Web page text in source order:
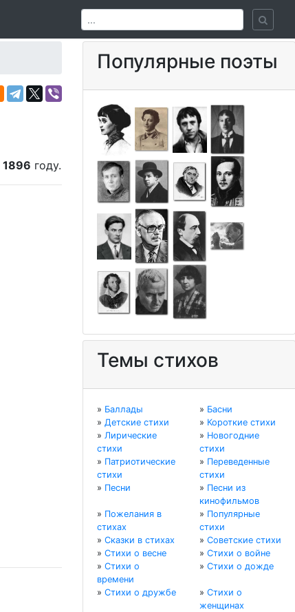
1896 году.
Популярные поэты
Темы стихов
» Баллады » Басни
» Детские стихи » Короткие стихи
» Лирические
стихи
» Новогодние
стихи
» Патриотические
стихи
» Переведенные
стихи
» Песни » Песни из
кинофильмов
» Пожелания в
стихах
» Популярные
стихи
» Сказки в стихах » Советские стихи
» Стихи о весне » Стихи о войне
» Стихи о
времени
» Стихи о дожде
» Стихи о дружбе » Стихи о
женщинах